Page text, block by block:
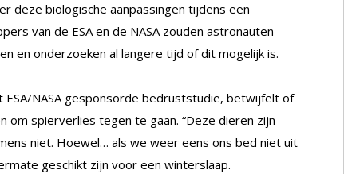
deze biologische aanpassingen tijdens een
van de ESA en de NASA zouden astronauten
en onderzoeken al langere tijd of dit mogelijk is.
NASA gesponsorde bedruststudie, betwijfelt of
spierverlies tegen te gaan. “Deze dieren zijn
niet. Hoewel… als we weer eens ons bed niet uit
geschikt zijn voor een winterslaap.